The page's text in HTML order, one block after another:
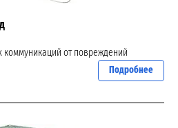
от повреждений
Подробнее